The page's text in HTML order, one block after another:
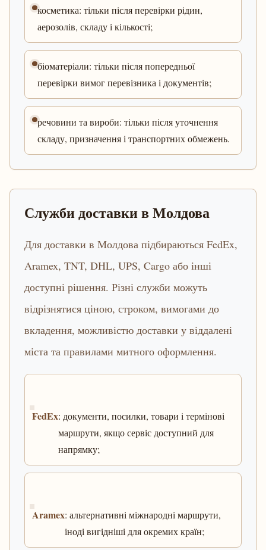
косметика: тільки після перевірки рідин,
аерозолів, складу і кількості;
біоматеріали: тільки після попередньої
перевірки вимог перевізника і документів;
речовини та вироби: тільки після уточнення
складу, призначення і транспортних обмежень.
Служби доставки в Молдова
Для доставки в Молдова підбираються FedEx,
Aramex, TNT, DHL, UPS, Cargo або інші
доступні рішення. Різні служби можуть
відрізнятися ціною, строком, вимогами до
вкладення, можливістю доставки у віддалені
міста та правилами митного оформлення.
FedEx: документи, посилки, товари і термінові
маршрути, якщо сервіс доступний для
напрямку;
Aramex: альтернативні міжнародні маршрути,
іноді вигідніші для окремих країн;